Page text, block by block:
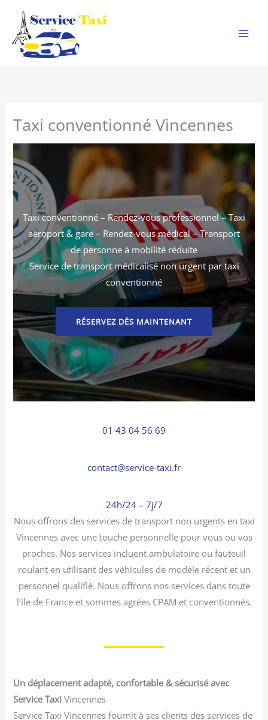
contenu
Taxi conventionné Vincennes
Taxi conventionné – Rendez-vous professionnel – Taxi
aéroport & gare – Rendez-vous médical – Transport
de personne à mobilité réduite
Service de transport médicalisé non urgent par taxi
conventionné
RÉSERVEZ DÈS MAINTENANT
01 43 04 56 69
contact@service-taxi.fr
24h/24 – 7j/7
Nous offrons des services de transport non urgents en taxi
Vincennes avec une touche personnelle pour vous ou vos
proches. Nos services incluent ambulatoire ou fauteuil
roulant en utilisant des véhicules de modèle récent et un
personnel qualifié. Nous offrons nos services dans toute
l’ile de France et sommes agrées CPAM et conventionnés.
Un déplacement adapté, confortable & sécurisé avec
Service Taxi Vincennes
Service Taxi Vincennes fournit à ses clients des services de